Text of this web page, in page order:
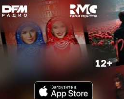
12+